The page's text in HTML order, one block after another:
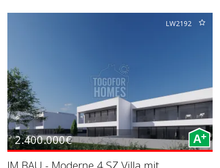
LW2192
2.400.000€ A+
IM BAU - Moderne 4 SZ Villa mit